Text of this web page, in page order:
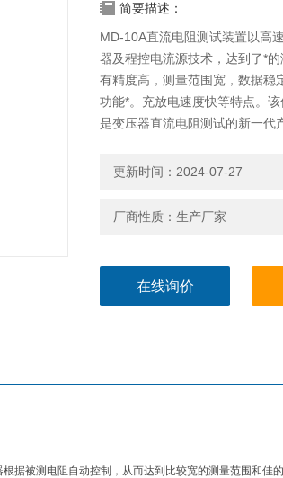
简要描述：
MD-10A直流电阻测试装置以高
器及程控电流源技术，达到了*
有精度高，测量范围宽，数据稳
功能*。充放电速度快等特点。
是变压器直流电阻测试的新一代
更新时间：2024-07-27
厂商性质：生产厂家
在线询价
据被测电阻自动控制，从而达到比较宽的测量范围和佳